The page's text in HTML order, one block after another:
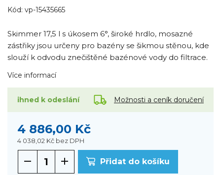
Kód: vp-15435665
Skimmer 17,5 l s úkosem 6°, široké hrdlo, mosazné
zástřiky jsou určeny pro bazény se šikmou stěnou, kde
slouží k odvodu znečištěné bazénové vody do filtrace.
Více informací
ihned k odeslání Možnosti a ceník doručení
4 886,00 Kč
4 038,02 Kč bez DPH
Přidat do košíku